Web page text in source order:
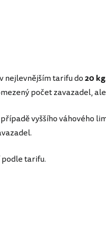
nejlevnějším tarifu do20 kg
počet zavazadel,
vyššího váhového
tarifu.